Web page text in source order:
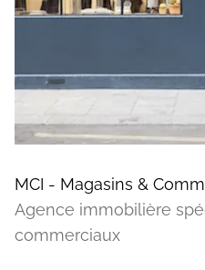
MCI - Magasins &
Agence immobilière
commerciaux